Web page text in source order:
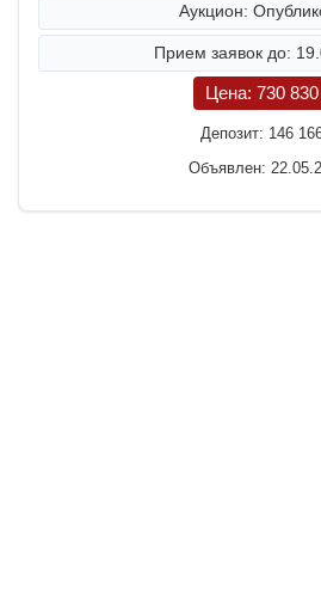
Аукцион:
Прием заявок до:
Цена: 730 830
Депозит: 146
Объявлен: